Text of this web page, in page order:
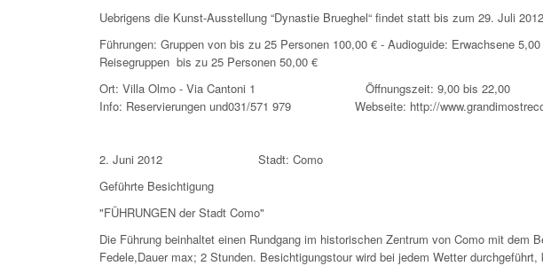
Uebrigens die Kunst-Ausstellung “Dynastie Brueghel“ findet statt bis zum 29. Juli 2012
Führungen: Gruppen von bis zu 25 Personen 100,00 € - Audioguide: Erwachsene
Reisegruppen bis zu 25 Personen 50,00 €
Ort: Villa Olmo - Via Cantoni 1 Öffnungszeit: 9,00 bis 22,00
Info: Reservierungen und031/571 979 Webseite: http://
2. Juni 2012 Stadt: Como
Geführte Besichtigung
"FÜHRUNGEN der Stadt Como"
Die Führung beinhaltet einen Rundgang im historischen Zentrum von Como mit dem
Fedele,Dauer max; 2 Stunden. Besichtigungstour wird bei jedem Wetter